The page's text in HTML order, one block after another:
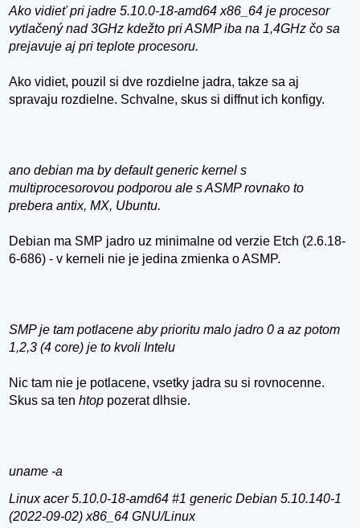
Ako vidieť pri jadre 5.10.0-18-amd64 x86_64 je procesor
vytlačený nad 3GHz kdežto pri ASMP iba na 1,4GHz čo sa
prejavuje aj pri teplote procesoru.
Ako vidiet, pouzil si dve rozdielne jadra, takze sa aj
spravaju rozdielne. Schvalne, skus si diffnut ich konfigy.
ano debian ma by default generic kernel s
multiprocesorovou podporou ale s ASMP rovnako to
prebera antix, MX, Ubuntu.
Debian ma SMP jadro uz minimalne od verzie Etch (2.6.18-
6-686) - v kerneli nie je jedina zmienka o ASMP.
SMP je tam potlacene aby prioritu malo jadro 0 a az potom
1,2,3 (4 core) je to kvoli Intelu
Nic tam nie je potlacene, vsetky jadra su si rovnocenne.
Skus sa tenhtop pozerat dlhsie.
uname -a
Linux acer 5.10.0-18-amd64 #1 generic Debian 5.10.140-1
(2022-09-02) x86_64 GNU/Linux